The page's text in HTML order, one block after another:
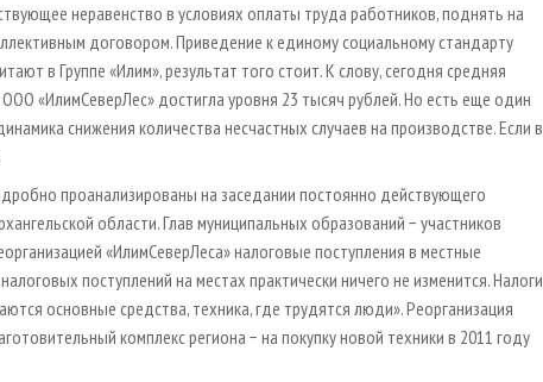
неравенство в условиях оплаты труда работников, поднять на
договором. Приведение к единому социальному стандарту
в Группе «Илим», результат того стоит. К слову, сегодня средняя
«ИлимСеверЛес» достигла уровня 23 тысяч рублей. Но есть еще один
снижения количества несчастных случаев на производстве. Если в
проанализированы на заседании постоянно действующего
области. Глав муниципальных образований − участников
«ИлимСеверЛеса» налоговые поступления в местные
поступлений на местах практически ничего не изменится. Налоги
основные средства, техника, где трудятся люди». Реорганизация
комплекс региона − на покупку новой техники в 2011 году